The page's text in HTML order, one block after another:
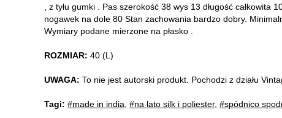
, z tyłu gumki . Pas szerokość 38 wys 13 długość
nogawek na dole 80 Stan zachowania bardzo dobry.
Wymiary podane mierzone na płasko .
ROZMIAR: 40 (L)
UWAGA: To nie jest autorski produkt. Pochodzi z działu
Tagi: #made in india #na lato silk i poliester, #spódnico